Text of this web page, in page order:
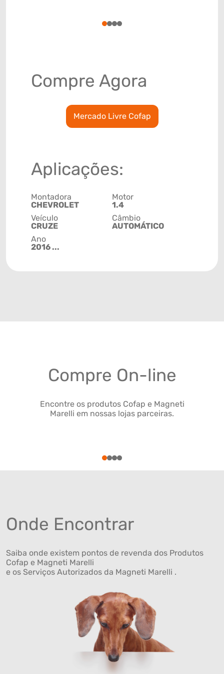
1234
Compre Agora
Mercado Livre Cofap
Aplicações:
Montadora
CHEVROLET
Veículo
CRUZE
Ano
2016 ...
Motor
1.4
Câmbio
AUTOMÁTICO
Compre On-line
Encontre os produtos Cofap e Magneti
Marelli em nossas lojas parceiras.
1234
Onde Encontrar
Saiba onde existem pontos de revenda dos Produtos
Cofap e Magneti Marelli
e os Serviços Autorizados da Magneti Marelli .